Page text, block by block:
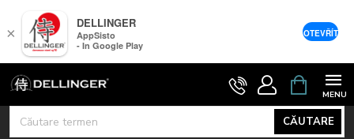
Treci
conținut
CĂUTARE
COŞ
DE
×
DELLINGER
AppSisto
- In Google Play
OTEVŘÍT